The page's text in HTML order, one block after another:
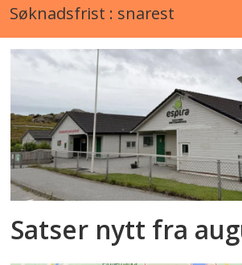
Søknadsfrist : snarest
Satser nytt fra